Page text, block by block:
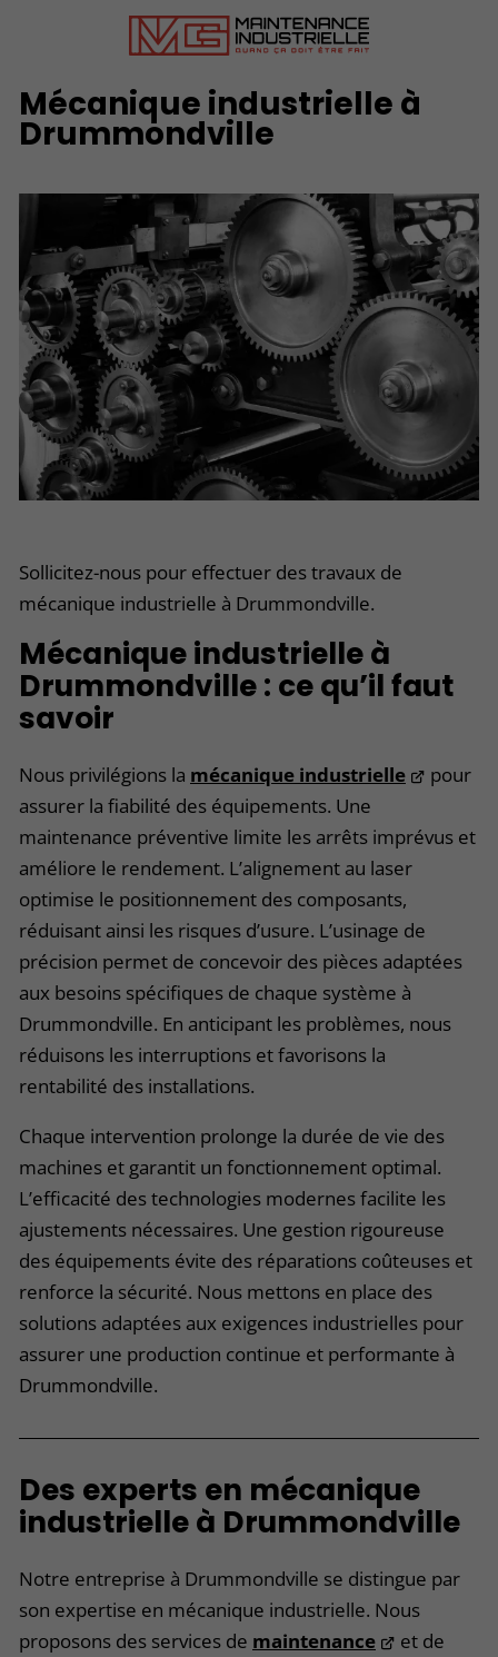
Mécanique industrielle à
Drummondville
Sollicitez-nous pour effectuer des travaux de
mécanique industrielle à Drummondville.
Mécanique industrielle à
Drummondville : ce qu’il faut
savoir
Nous privilégions la mécanique industrielle
pour
assurer la fiabilité des équipements. Une
maintenance préventive limite les arrêts imprévus et
améliore le rendement. L’alignement au laser
optimise le positionnement des composants,
réduisant ainsi les risques d’usure. L’usinage de
précision permet de concevoir des pièces adaptées
aux besoins spécifiques de chaque système à
Drummondville. En anticipant les problèmes, nous
réduisons les interruptions et favorisons la
rentabilité des installations.
Chaque intervention prolonge la durée de vie des
machines et garantit un fonctionnement optimal.
L’efficacité des technologies modernes facilite les
ajustements nécessaires. Une gestion rigoureuse
des équipements évite des réparations coûteuses et
renforce la sécurité. Nous mettons en place des
solutions adaptées aux exigences industrielles pour
assurer une production continue et performante à
Drummondville.
Des experts en mécanique
industrielle à Drummondville
Notre entreprise à Drummondville se distingue par
son expertise en mécanique industrielle. Nous
proposons des services de maintenance
et de